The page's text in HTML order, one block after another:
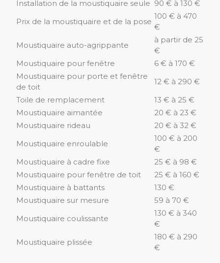
Installation de la moustiquaire seule 90 € à 130 €
Prix de la moustiquaire et de la pose
100 € à 470
€
Moustiquaire auto-agrippante
à partir de 25
€
Moustiquaire pour fenêtre
6 € à 170 €
Moustiquaire pour porte et fenêtre
de toit
12 € à 290 €
Toile de remplacement
13 € à 25 €
Moustiquaire aimantée
20 € à 23 €
Moustiquaire rideau
20 € à 32 €
Moustiquaire enroulable
100 € à 200
€
Moustiquaire à cadre fixe
25 € à 98 €
Moustiquaire pour fenêtre de toit
25 € à 160 €
Moustiquaire à battants
130 €
Moustiquaire sur mesure
59 à 70 €
Moustiquaire coulissante
130 € à 340
€
Moustiquaire plissée
180 € à 290
€